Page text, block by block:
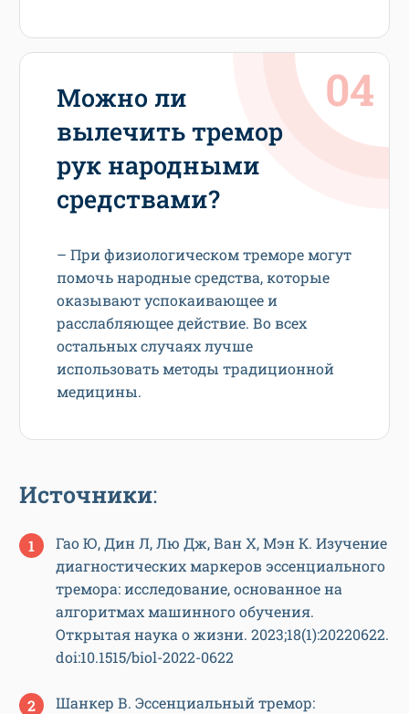
Можно ли
вылечить тремор
рук народными
средствами?
– При физиологическом треморе могут
помочь народные средства, которые
оказывают успокаивающее и
расслабляющее действие. Во всех
остальных случаях лучше
использовать методы традиционной
медицины.
Источники:
Гао Ю, Дин Л, Лю Дж, Ван Х, Мэн К. Изучение
диагностических маркеров эссенциального
тремора: исследование, основанное на
алгоритмах машинного обучения.
Открытая наука о жизни. 2023;18(1):20220622.
doi:10.1515/biol-2022-0622
Шанкер В. Эссенциальный тремор: